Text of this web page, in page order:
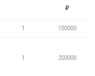
₽
1 100000
1 200000